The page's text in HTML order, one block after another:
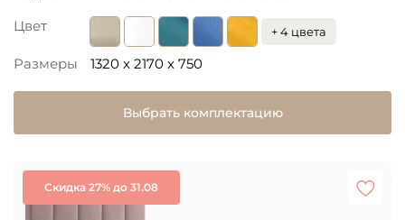
Цвет + 4 цвета
Размеры 1320 x 2170 x 750
Выбрать комплектацию
Скидка 27% до 31.08